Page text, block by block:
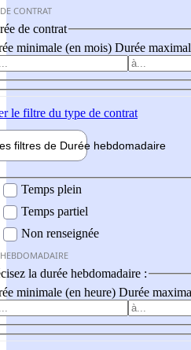
CONTRAT
de contrat
minimale (en mois) Durée
le filtre du type de contrat
filtres de Durée hebdomadaire
Temps plein
Temps partiel
Non renseignée
la durée hebdomadaire :
minimale (en heure) Durée